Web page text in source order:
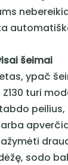
šeimai
ypač
turi
peilius,
sodo